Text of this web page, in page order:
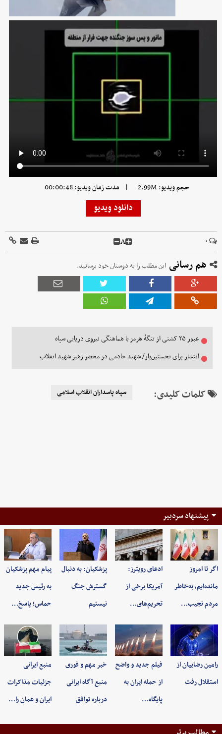
حجم ویدیو: 2.99M | مدت زمان ویدیو: 00:00:48
دانلود ویدیو
۰ A
هم رسانی این مطلب را به دوستان خود برسانید.
عبور ۲۵ کشتی از تنگهٔ هرمز با هماهنگی نیروی دریایی سپاه
انتشار برای نخستین‌بار/ شهید خادمی در محضر رهبر شهید انقلاب
کلمات کلیدی: سپاه پاسداران انقلاب اسلامی
پیشنهاد سردبیر
اگر تا امروز
مانده‌ایم، به‌خاطر
مردم نجیب…
ادعای رویترز:
آمریکا برخی از
تحریم‌های…
پزشکیان: به‌ دنبال
گسترش جنگ
نیستیم
پیام مهم پزشکیان
به رئیس جدید
حماس؛ پاسخ…
رامین رضاییان از
استقلال رفت
فیلم جدید و واضح
از حمله ایران به
پایگاه…
خبر مهم و فوری
منبع آگاه ایرانی
درباره توافق
منبع ایرانی
جزئیات مذاکرات
ایران و عمان را…